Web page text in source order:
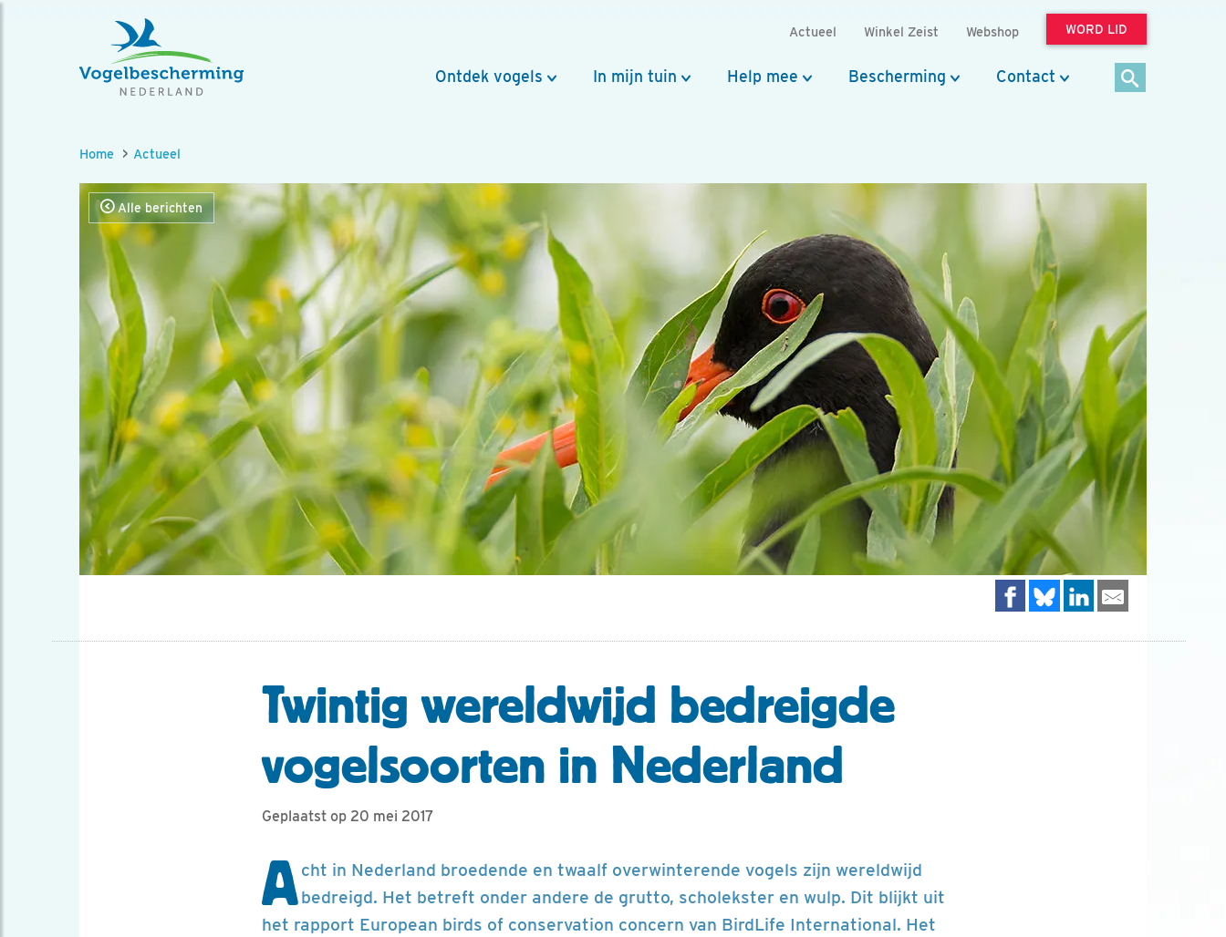
Actueel Winkel Zeist Webshop WORD LID
Ontdek vogels In mijn tuin Help mee Bescherming Contact
Home Actueel
Alle berichten
Twintig wereldwijd bedreigde
vogelsoorten in Nederland
Geplaatst op 20 mei 2017
Acht in Nederland broedende en twaalf overwinterende vogels zijn wereldwijd
bedreigd. Het betreft onder andere de grutto, scholekster en wulp. Dit blijkt uit
het rapport European birds of conservation concern van BirdLife International. Het